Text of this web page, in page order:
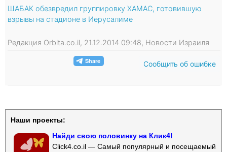
ШАБАК обезвредил группировку ХАМАС, готовившую
взрывы на стадионе в Иерусалиме
Редакция Orbita.co.il, 21.12.2014 09:48, Новости Израиля
Сообщить об ошибке
Наши проекты:
Найди свою половинку на Клик4!
Click4.co.il — Самый популярный и посещаемый